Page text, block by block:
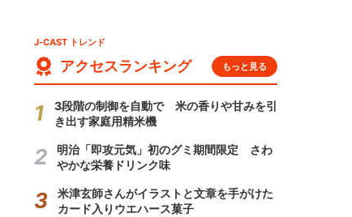
J-CAST トレンド
アクセスランキング もっと見る
3段階の制御を自動で 米の香りや甘みを引
き出す家庭用精米機
明治「即攻元気」初のグミ期間限定 さわ
やかな栄養ドリンク味
米津玄師さんがイラストと文章を手がけた
カード入りウエハース菓子